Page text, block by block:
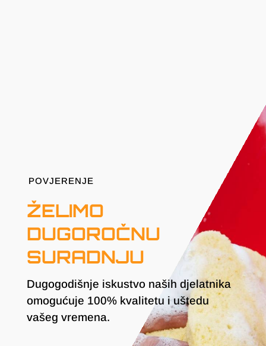
POVJERENJE
ŽELIMO
DUGOROČNU
SURADNJU
Dugogodišnje iskustvo naših djelatnika
omogućuje 100% kvalitetu i uštedu
vašeg vremena.